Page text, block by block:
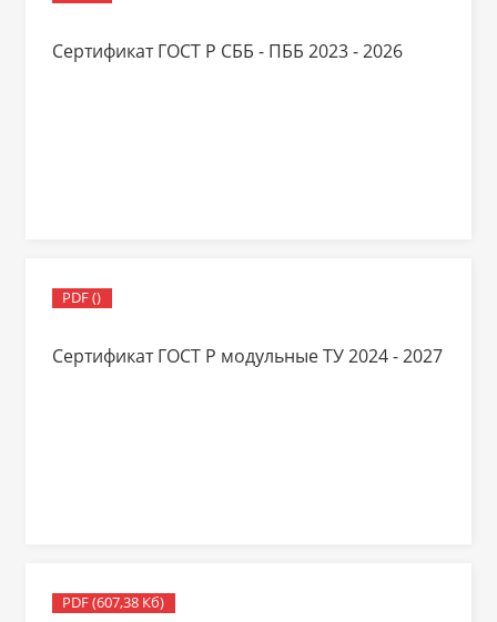
Сертификат ГОСТ Р СББ - ПББ 2023 - 2026
PDF ()
Сертификат ГОСТ Р модульные ТУ 2024 - 2027
PDF (607,38 Кб)